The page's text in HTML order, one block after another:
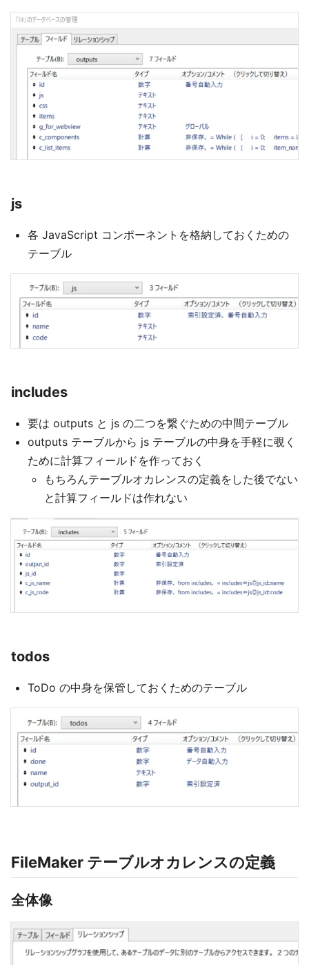
js
各 JavaScript コンポーネントを格納しておくための
テーブル
includes
要は outputs と js の二つを繋ぐための中間テーブル
outputs テーブルから js テーブルの中身を手軽に覗く
ために計算フィールドを作っておく
もちろんテーブルオカレンスの定義をした後でない
と計算フィールドは作れない
todos
ToDo の中身を保管しておくためのテーブル
FileMaker テーブルオカレンスの定義
全体像